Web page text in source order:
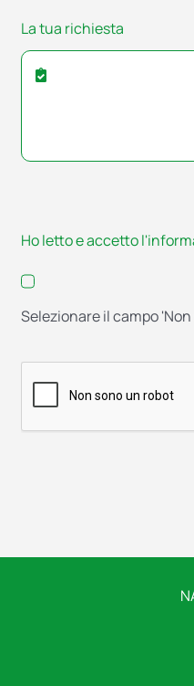
La tua richiesta
Ho letto e accetto
Selezionare il campo